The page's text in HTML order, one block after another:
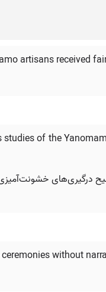
artisans received
of the
درگیری‌های
without